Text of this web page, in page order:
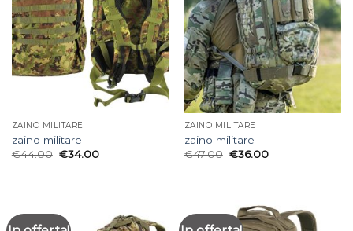
ZAINO MILITARE
zaino militare
€44.00 €34.00
ZAINO MILITARE
zaino militare
€47.00 €36.00